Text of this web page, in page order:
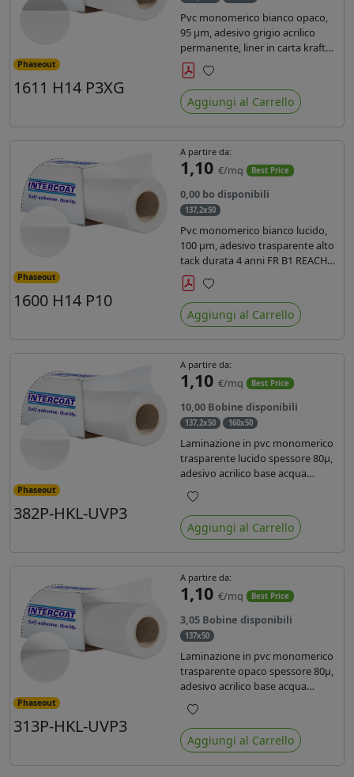
Phaseout
1611 H14 P3XG
Pvc monomerico bianco opaco,
95 µm, adesivo grigio acrilico
permanente, liner in carta kraft
siliconata 135gr/mq. Durata 3
anni, certificato FR B1, conforme
al REACH, stampa con ink
solvente, ecosolvente, uv e latex (
Preferiti
Aggiungi al Carrello
Phaseout
1600 H14 P10
A partire da:
1,10 €/mq Best Price
0,00 bo disponibili
137,2x50
Pvc monomerico bianco lucido,
100 µm, adesivo trasparente alto
tack durata 4 anni FR B1 REACH
per stampa solvente ecosolvente
uv latex, Liner in carta KRAFT
monosiliconata 135gr. brand
Intercoat.
Preferiti
Aggiungi al Carrello
Phaseout
382P-HKL-UVP3
A partire da:
1,10 €/mq Best Price
10,00 Bobine disponibili
137,2x50 160x50
Laminazione in pvc monomerico
trasparente lucido spessore 80µ,
adesivo acrilico base acqua
permanente, liner in carta
glassine siliconata da 72 gr. Durata
3 anni, ideale per laminare stampe
con ink solvente, eco-solvente e
Preferiti
Aggiungi al Carrello
Phaseout
313P-HKL-UVP3
A partire da:
1,10 €/mq Best Price
3,05 Bobine disponibili
137x50
Laminazione in pvc monomerico
trasparente opaco spessore 80µ,
adesivo acrilico base acqua
permanente specifico per ink uv,
liner in carta kraft da 90gr. Durata
3 anni, dotata di filtro uv, idonea
per stampe con inchiostro
Preferiti
Aggiungi al Carrello